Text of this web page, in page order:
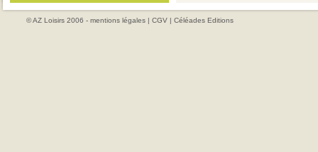
© AZ Loisirs 2006 - mentions légales | CGV | Céléades Editions